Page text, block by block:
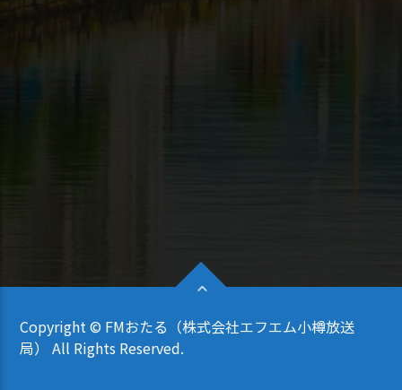
Copyright © FMおたる（株式会社エフエム小樽放送
局） All Rights Reserved.